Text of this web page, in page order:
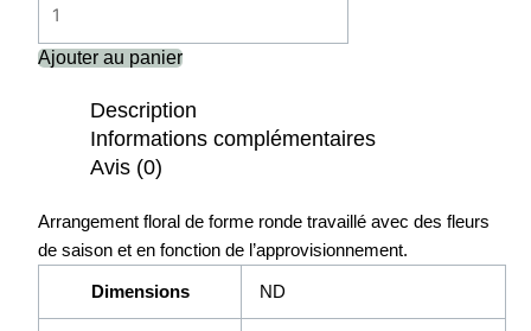
Ajouter au panier
Description
Informations complémentaires
Avis (0)
Arrangement floral de forme ronde travaillé avec des fleurs
de saison et en fonction de l’approvisionnement.
Dimensions ND